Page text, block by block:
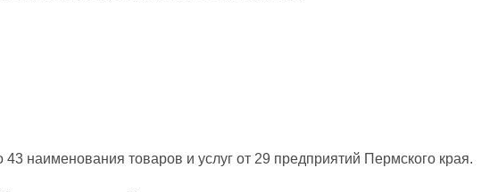
наименования товаров и услуг от 29 предприятий Пермского края.